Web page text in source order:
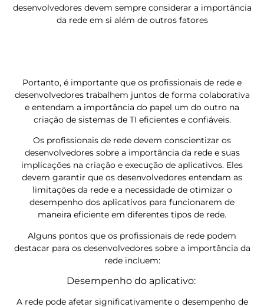
desenvolvedores devem sempre considerar a importância
da rede em si além de outros fatores
Portanto, é importante que os profissionais de rede e
desenvolvedores trabalhem juntos de forma colaborativa
e entendam a importância do papel um do outro na
criação de sistemas de TI eficientes e confiáveis.
Os profissionais de rede devem conscientizar os
desenvolvedores sobre a importância da rede e suas
implicações na criação e execução de aplicativos. Eles
devem garantir que os desenvolvedores entendam as
limitações da rede e a necessidade de otimizar o
desempenho dos aplicativos para funcionarem de
maneira eficiente em diferentes tipos de rede.
Alguns pontos que os profissionais de rede podem
destacar para os desenvolvedores sobre a importância da
rede incluem:
Desempenho do aplicativo:
A rede pode afetar significativamente o desempenho de